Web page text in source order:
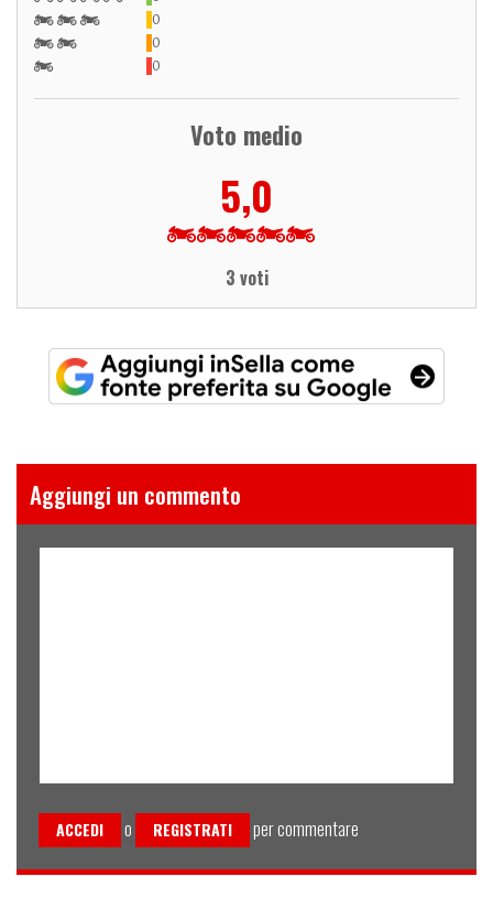
0
0
0
Voto medio
5,0
3 voti
Aggiungi un commento
ACCEDI o REGISTRATI per commentare